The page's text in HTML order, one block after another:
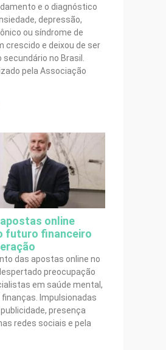
e o diagnóstico
depressão,
ou síndrome de
crescido e deixou de ser
no Brasil.
pela Associação
online
futuro financeiro
das apostas online no
preocupação
em saúde mental,
Impulsionadas
presença
redes sociais e pela